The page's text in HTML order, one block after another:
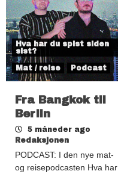
Hva har du spist siden
sist?
Mat / reise
Podcast
Fra Bangkok til
Berlin
5 måneder ago
Redaksjonen
PODCAST: I den nye mat-
og reisepodcasten Hva har